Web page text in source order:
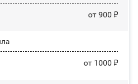
от 900 ₽
от 1000 ₽